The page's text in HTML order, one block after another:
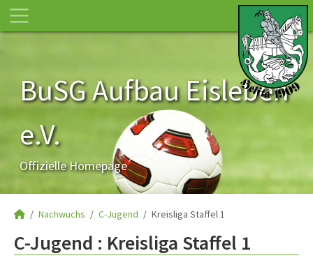
BuSG Aufbau Eisleben
e.V.
Offizielle Homepage
Nachwuchs C-Jugend Kreisliga Staffel 1
C-Jugend : Kreisliga Staffel 1